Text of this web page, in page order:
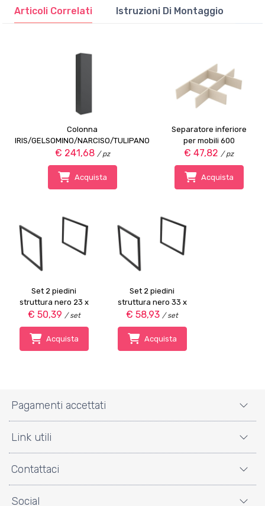
Articoli Correlati Istruzioni Di Montaggio
Colonna
IRIS/GELSOMINO/NARCISO/TULIPANO
NERO OPACO
€ 241,68 / pz
Acquista
Separatore inferiore
per mobili 600
€ 47,82 / pz
Acquista
Set 2 piedini
struttura nero 23 x
43,2 cm
€ 50,39 / set
Acquista
Set 2 piedini
struttura nero 33 x
43,2 cm
€ 58,93 / set
Acquista
Pagamenti accettati
Link utili
Contattaci
Social